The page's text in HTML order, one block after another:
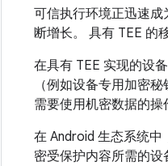
可信执行环境正迅速
断增长。 具有 TEE 的
在具有 TEE 实现的设
（例如设备专用加密
需要使用机密数据的操
在 Android 生态系统
密受保护内容所需的